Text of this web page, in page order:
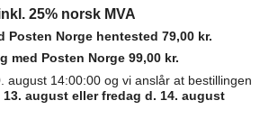
25% norsk MVA
Posten Norge hentested 79,00 kr.
med Posten Norge 99,00 kr.
august 14:00:00 og vi anslår at bestillingen
august eller fredag d. 14. august